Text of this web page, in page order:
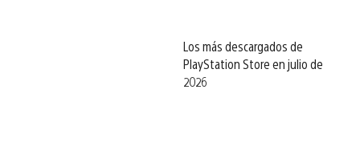
Los más descargados de
PlayStation Store en julio de
2026